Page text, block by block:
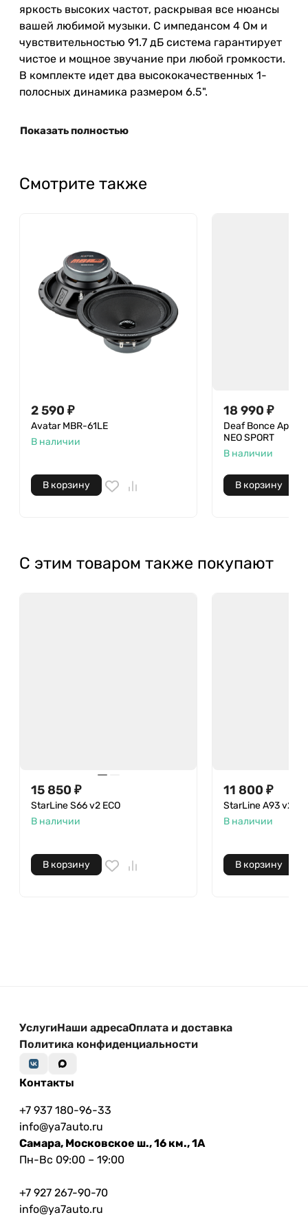
яркость высоких частот, раскрывая все нюансы
вашей любимой музыки. С импедансом 4 Ом и
чувствительностью 91.7 дБ система гарантирует
чистое и мощное звучание при любой громкости.
В комплекте идет два высококачественных 1-
полосных динамика размером 6.5".
Показать полностью
Смотрите также
2 590 ₽
Avatar MBR-61LE
В наличии
В корзину
18 990 ₽
Deaf Bonce
NEO SPORT
В наличии
В корзину
С этим товаром также покупают
15 850 ₽
StarLine S66 v2 ECO
В наличии
В корзину
11 800 ₽
StarLine А93 v2
В наличии
В корзину
УслугиНаши адресаОплата и доставка
Политика конфиденциальности
Контакты
+7 937 180-96-33
info@ya7auto.ru
Самара, Московское ш., 16 км., 1А
Пн-Вс 09:00 – 19:00
+7 927 267-90-70
info@ya7auto.ru